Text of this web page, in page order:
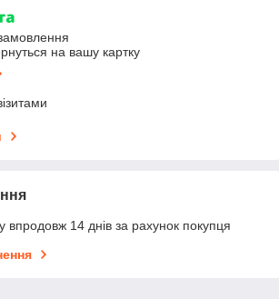
на вашу картку
впродовж 14 днів за рахунок покупця